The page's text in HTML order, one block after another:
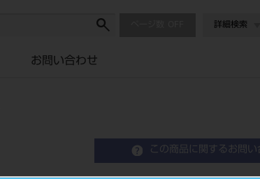
詳細検索
お問い合わせ
この商品に関するお問い